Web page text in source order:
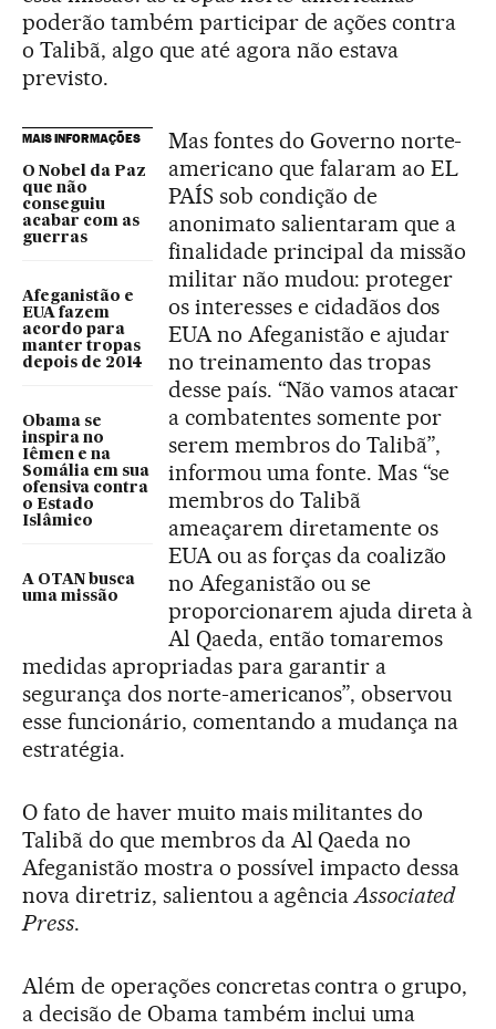
poderão também participar de ações contra
o Talibã, algo que até agora não estava
previsto.
MAIS INFORMAÇÕES
O Nobel da Paz
que não
conseguiu
acabar com as
guerras
Afeganistão e
EUA fazem
acordo para
manter tropas
depois de 2014
Obama se
inspira no
Iêmen e na
Somália em sua
ofensiva contra
o Estado
Islâmico
A OTAN busca
uma missão
Mas fontes do Governo norte-
americano que falaram ao EL
PAÍS sob condição de
anonimato salientaram que a
finalidade principal da missão
militar não mudou: proteger
os interesses e cidadãos dos
EUA no Afeganistão e ajudar
no treinamento das tropas
desse país. “Não vamos atacar
a combatentes somente por
serem membros do Talibã”,
informou uma fonte. Mas “se
membros do Talibã
ameaçarem diretamente os
EUA ou as forças da coalizão
no Afeganistão ou se
proporcionarem ajuda direta à
Al Qaeda, então tomaremos
medidas apropriadas para garantir a
segurança dos norte-americanos”, observou
esse funcionário, comentando a mudança na
estratégia.
O fato de haver muito mais militantes do
Talibã do que membros da Al Qaeda no
Afeganistão mostra o possível impacto dessa
nova diretriz, salientou a agênciaAssociated
Press.
Além de operações concretas contra o grupo,
a decisão de Obama também inclui uma